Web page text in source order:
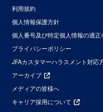
利用規約
個人情報保護方針
個人番号及び特定個人情報の適
プライバシーポリシー
JFAカスタマーハラスメント対応
アーカイブ
メディアの皆様へ
キャリア採用について